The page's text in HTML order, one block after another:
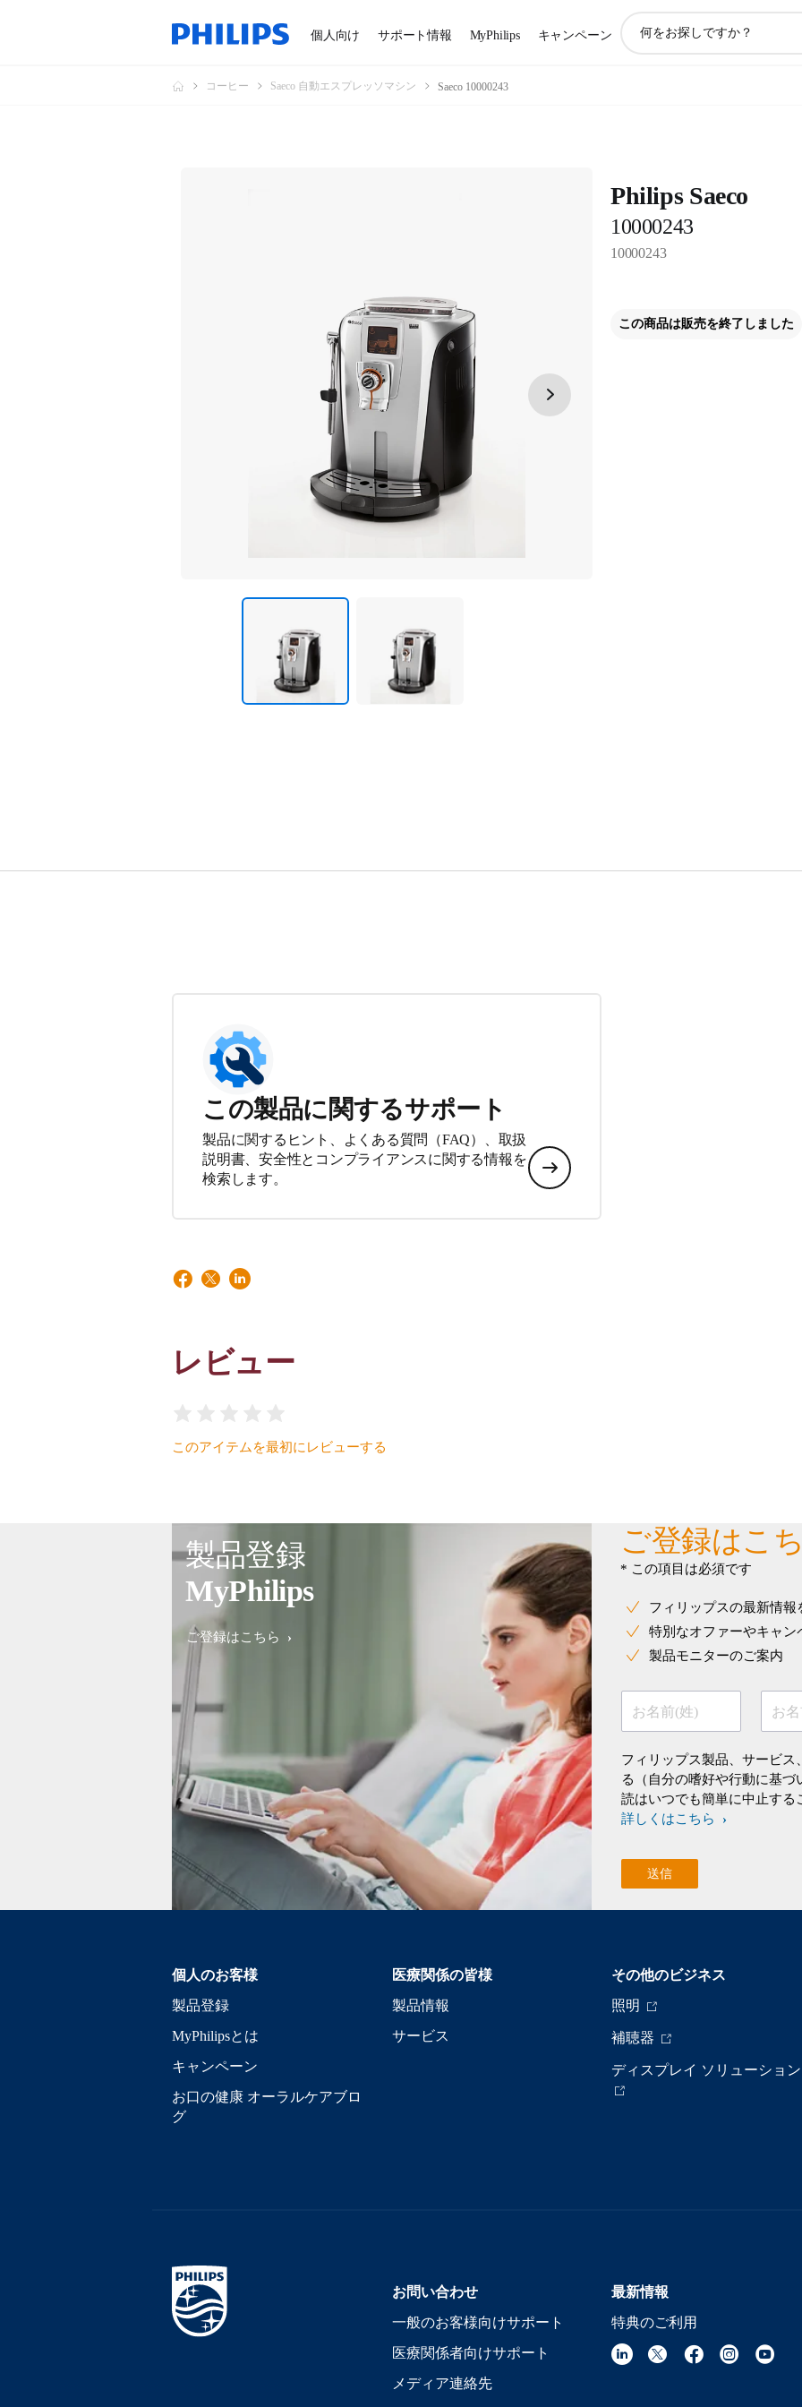
個人向け サポート情報 MyPhilips キャンペーン
索
コーヒー Saeco 自動エスプレッソマシン Saeco 10000243
Philips Saeco
10000243
10000243
この商品は販売を終了しました
この製品に関するサポート
製品に関するヒント、よくある質問（FAQ）、取扱
説明書、安全性とコンプライアンスに関する情報を
検索します。
レビュー
このアイテムを最初にレビューする
製品登録
MyPhilips
ご登録はこちら
ご登録はこ
* この項目は必須です
フィリップスの最新情報
特別なオファーやキャン
製品モニターのご案内
お名前(姓) お
フィリップス製品、サービ
る（自分の嗜好や行動に基
読はいつでも簡単に中止する
詳しくはこちら
個人のお客様
製品登録
MyPhilipsとは
キャンペーン
お口の健康 オーラルケアブロ
グ
医療関係の皆様
製品情報
サービス
その他のビジネス
照明
補聴器
ディスプレイ ソリューション
お問い合わせ
一般のお客様向けサポート
医療関係者向けサポート
メディア連絡先
最新情報
特典のご利用